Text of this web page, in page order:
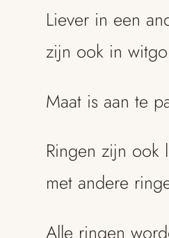
Liever in een
zijn ook in
Maat is aan te
Ringen zijn ook
met andere
Alle ringen